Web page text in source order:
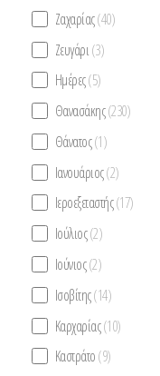
Ζαχαρίας(40)
Ζευγάρι(3)
Ημέρες(5)
Θανασάκης(230)
Θάνατος(1)
Ιανουάριος(2)
Ιεροεξεταστής(17)
Ιούλιος(2)
Ιούνιος(2)
Ισοβίτης(14)
Καρχαρίας(10)
Καστράτο(9)